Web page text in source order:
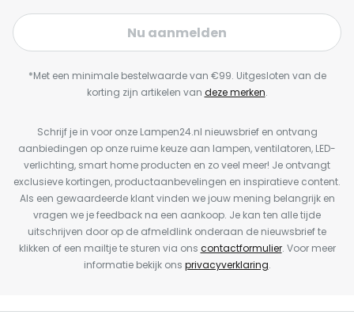
Nu aanmelden
*Met een minimale bestelwaarde van €99. Uitgesloten van de
korting zijn artikelen van deze merken.
Schrijf je in voor onze Lampen24.nl nieuwsbrief en ontvang
aanbiedingen op onze ruime keuze aan lampen, ventilatoren, LED-
verlichting, smart home producten en zo veel meer! Je ontvangt
exclusieve kortingen, productaanbevelingen en inspiratieve content.
Als een gewaardeerde klant vinden we jouw mening belangrijk en
vragen we je feedback na een aankoop. Je kan ten alle tijde
uitschrijven door op de afmeldlink onderaan de nieuwsbrief te
klikken of een mailtje te sturen via ons contactformulier. Voor meer
informatie bekijk ons privacyverklaring.